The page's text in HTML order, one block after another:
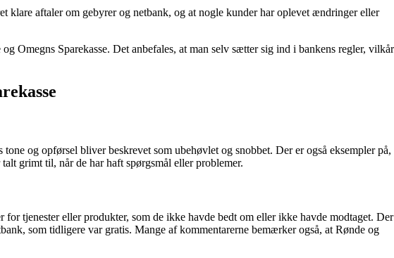
klare aftaler om gebyrer og netbank, og at nogle kunder har oplevet ændringer eller
Omegns Sparekasse. Det anbefales, at man selv sætter sig ind i bankens regler, vilkår
og opførsel bliver beskrevet som ubehøvlet og snobbet. Der er også eksempler på,
grimt til, når de har haft spørgsmål eller problemer.
tjenester eller produkter, som de ikke havde bedt om eller ikke havde modtaget. Der
som tidligere var gratis. Mange af kommentarerne bemærker også, at Rønde og